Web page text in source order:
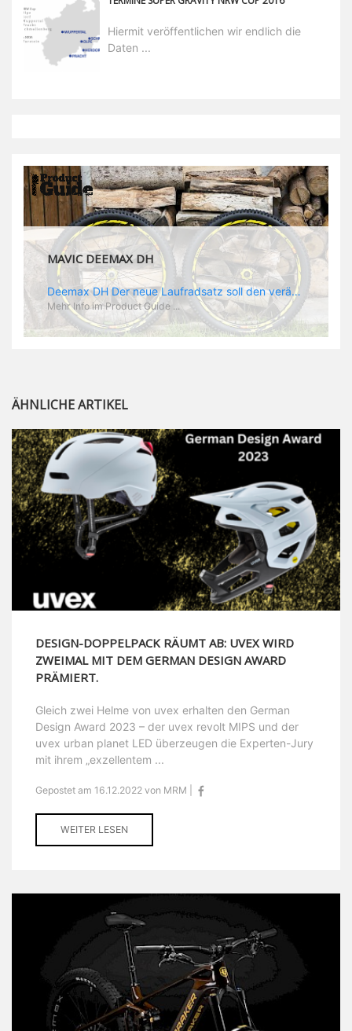
Hiermit veröffentlichen wir endlich die
Daten ...
MAVIC DEEMAX DH
Deemax DH Der neue Laufradsatz soll den veränderten Ansprüchen im Downhill Einsatz gerecht werden: die Geschwindigkeiten werden immer höher, die Kräfte, die aufs Material wirken ebenfalls. Damit steigen natürlich auch die Ansprüche der Fahrer ans Material. Das einzige, was eventuell niedriger wird, ist der Reifendruck. Somit ergibt sich der Anforderungskatalog an das Deemax-Update. Hier ist das Ergebnis: - der Laufradsatz bekam eine neue Felge mit 28 mm Innenbreite. Laut Scott Sharples ist das der beste Kompromiss aus Stabilität, Gewicht und Steifigkeit, vor allem aber passt diese Breite am besten zu den Reifen, die aktuell auf dem Markt sind und im Renneinsatz gefahren werden. Es gehe auch breite und schmaler, 28 mm hätten sich aber im Test als Optimum herausgestellt. - mit einem 4D-Fertigungsprozess wurde die Materialverteilung optimiert: Stabilität dort, wo sie erforderlich ist, Gewichtsersparnis da, wo es Sinn macht. Somit gibt Mavic eine GGewichtsersparnis von 15 % an, ohne an Stabilität einzubüßen - neue, ultraleichte „double butted“ Speichen und ein super effizienter Freilauf - Mavics bewährtes UST System für perfekte Kompatibilität mit Tubeless Reifen - Gewicht (Laufradset): 1944 g)
Mehr Info im Product Guide ...
ÄHNLICHE ARTIKEL
DESIGN-DOPPELPACK RÄUMT AB: UVEX WIRD
ZWEIMAL MIT DEM GERMAN DESIGN AWARD
PRÄMIERT.
Gleich zwei Helme von uvex erhalten den German
Design Award 2023 – der uvex revolt MIPS und der
uvex urban planet LED überzeugen die Experten-Jury
mit ihrem „exzellentem ...
Gepostet am 16.12.2022 von MRM |
WEITER LESEN